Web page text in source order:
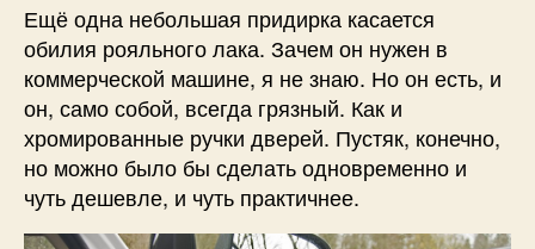
Ещё одна небольшая придирка касается
обилия рояльного лака. Зачем он нужен в
коммерческой машине, я не знаю. Но он есть, и
он, само собой, всегда грязный. Как и
хромированные ручки дверей. Пустяк, конечно,
но можно было бы сделать одновременно и
чуть дешевле, и чуть практичнее.